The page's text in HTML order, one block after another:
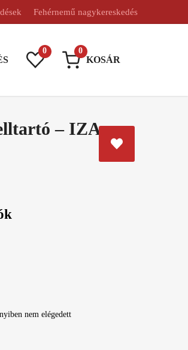
Fehérnemű nagykereskedés
0 0
KOSÁR
– IZA
nem elégedett